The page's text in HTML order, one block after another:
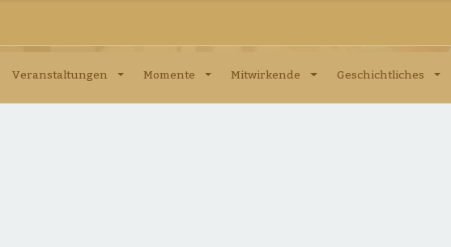
Veranstaltungen Momente Mitwirkende Geschichtliches